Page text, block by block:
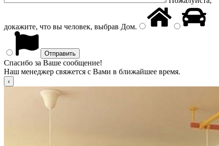
докажите, что вы человек, выбрав Дом.
Спасибо за Ваше сообщение!
Наш менеджер свяжется с Вами в ближайшее время.